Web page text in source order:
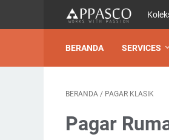
BERANDA SERVICES
BERANDA / PAGAR KLASIK
Pagar